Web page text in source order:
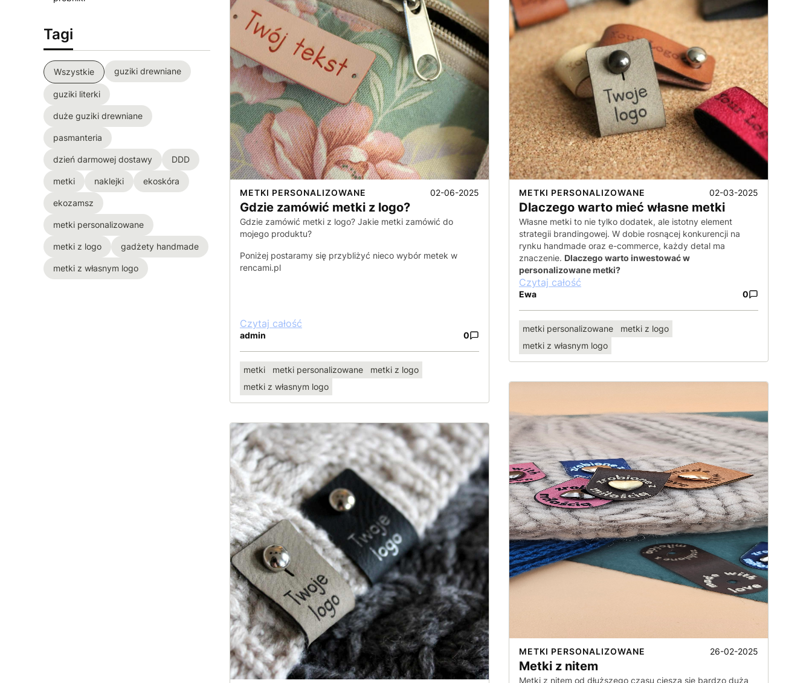
Tagi
Wszystkie guziki drewniane
guziki literki
duże guziki drewniane
pasmanteria
dzień darmowej dostawy DDD
metki naklejki ekoskóra
ekozamsz
metki personalizowane
metki z logo gadżety handmade
metki z własnym logo
METKI PERSONALIZOWANE 02-06-2025
Gdzie zamówić metki z logo?
Gdzie zamówić metki z logo? Jakie metki zamówić do
mojego produktu?
Poniżej postaramy się przybliżyć nieco wybór metek w
rencami.pl
Czytaj całość
admin 0
metki metki personalizowane
metki z logo
metki z własnym logo
METKI PERSONALIZOWANE 02-03-2025
Dlaczego warto mieć własne metki
Własne metki to nie tylko dodatek, ale istotny element
strategii brandingowej. W dobie rosnącej konkurencji na
rynku handmade oraz e-commerce, każdy detal ma
znaczenie. Dlaczego warto inwestować w
personalizowane metki?
Czytaj całość
Ewa 0
metki personalizowane
metki z logo
metki z własnym logo
METKI PERSONALIZOWANE 26-02-2025
Metki z nitem
Metki z nitem od dłuższego czasu cieszą się bardzo dużą